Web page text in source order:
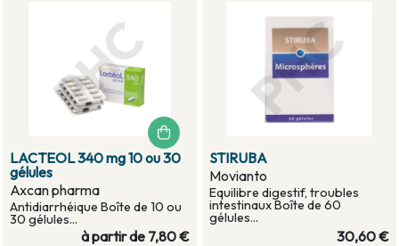
LACTEOL 340 mg 10 ou 30
gélules
Axcan pharma
Antidiarrhéique Boîte de 10 ou
30 gélules...
à partir de 7,80 €
STIRUBA
Movianto
Equilibre digestif, troubles
intestinaux Boîte de 60
gélules...
30,60 €